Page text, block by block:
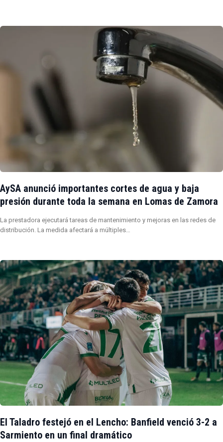
AySA anunció importantes cortes de agua y baja
presión durante toda la semana en Lomas de Zamora
La prestadora ejecutará tareas de mantenimiento y mejoras en las redes de
distribución. La medida afectará a múltiples…
El Taladro festejó en el Lencho: Banfield venció 3-2 a
Sarmiento en un final dramático